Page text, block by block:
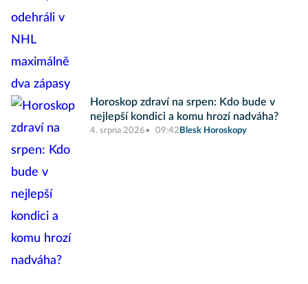
Horoskop zdraví na srpen: Kdo bude v
nejlepší kondici a komu hrozí nadváha?
4. srpna 2026 09:42 Blesk Horoskopy